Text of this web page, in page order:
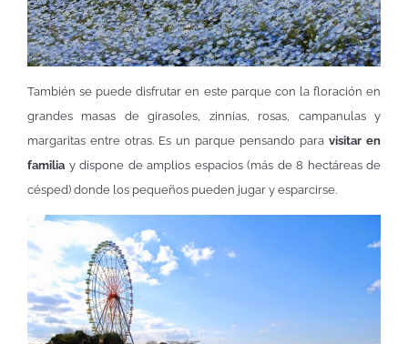
También se puede disfrutar en este parque con la floración en
grandes masas de girasoles, zinnias, rosas, campanulas y
margaritas entre otras. Es un parque pensando para visitar en
familia y dispone de amplios espacios (más de 8 hectáreas de
césped) donde los pequeños pueden jugar y esparcirse.